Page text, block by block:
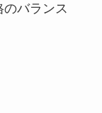
バランス